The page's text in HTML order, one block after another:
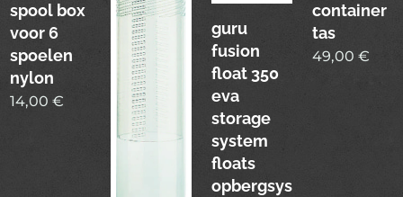
spool box
voor 6
spoelen
nylon
14,00 €
guru
fusion
float 350
eva
storage
system
floats
opbergsysteem
container
tas
49,00 €